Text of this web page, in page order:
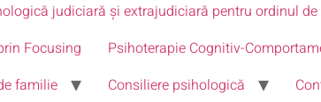
judiciară și extrajudiciară pentru ordinul
Focusing
Psihoterapie Cognitiv-
familie
Consiliere psihologică